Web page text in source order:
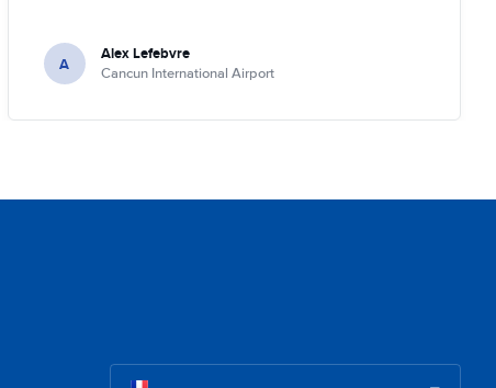
A Alex Lefebvre
Cancun International Airport